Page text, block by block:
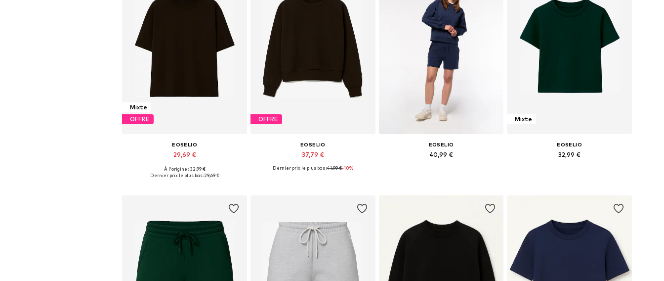
Mixte
OFFRE
EOSELIO
29,69 €
Tailles disponibles: S, M, L
À l'origine : 32,99 €
Dernier prix le plus bas :29,69 €
OFFRE
EOSELIO
37,79 €
Tailles disponibles: XS, S, M, L
Dernier prix le plus bas :41,99 €-10%
EOSELIO
40,99 €
Mixte
EOSELIO
32,99 €